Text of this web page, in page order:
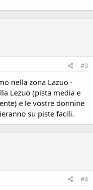
#3
nella zona Lazuo -
Lezuo (pista media e
e le vostre donnine
su piste facili.
#4